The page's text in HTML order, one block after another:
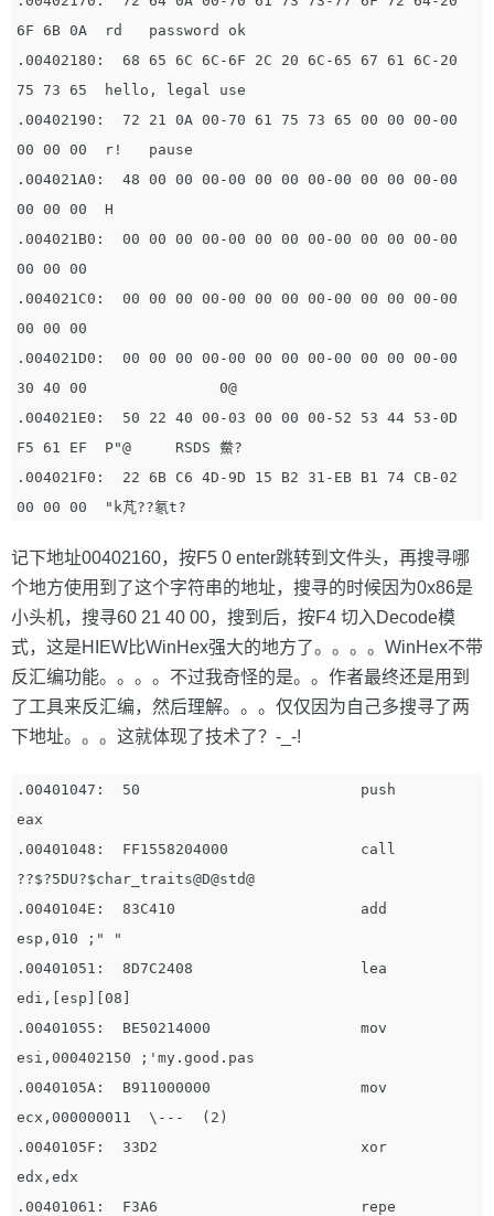
6F 6B 0A  rd   password ok
.00402180:  68 65 6C 6C-6F 2C 20 6C-65 67 61 6C-20
75 73 65  hello, legal use
.00402190:  72 21 0A 00-70 61 75 73 65 00 00 00-00
00 00 00  r!   pause
.004021A0:  48 00 00 00-00 00 00 00-00 00 00 00-00
00 00 00  H
.004021B0:  00 00 00 00-00 00 00 00-00 00 00 00-00
00 00 00
.004021C0:  00 00 00 00-00 00 00 00-00 00 00 00-00
00 00 00
.004021D0:  00 00 00 00-00 00 00 00-00 00 00 00-00
30 40 00               0@
.004021E0:  50 22 40 00-03 00 00 00-52 53 44 53-0D
F5 61 EF  P"@     RSDS 鮝?
.004021F0:  22 6B C6 4D-9D 15 B2 31-EB B1 74 CB-02
记下地址00402160，按F5 0 enter跳转到文件头，再搜寻哪
个地方使用到了这个字符串的地址，搜寻的时候因为0x86是
小头机，搜寻60 21 40 00，搜到后，按F4 切入Decode模
式，这是HIEW比WinHex强大的地方了。。。。WinHex不带
反汇编功能。。。。不过我奇怪的是。。作者最终还是用到
了工具来反汇编，然后理解。。。仅仅因为自己多搜寻了两
下地址。。。这就体现了技术了？-_-!
.00401047:  50                         push
eax
.00401048:  FF1558204000               call
??$?5DU?$char_traits@D@std@
.0040104E:  83C410                     add
esp,010 ;" "
.00401051:  8D7C2408                   lea
edi,[esp][08]
.00401055:  BE50214000                 mov
esi,000402150 ;'my.good.pas
.0040105A:  B911000000                 mov
ecx,000000011  \---  (2)
.0040105F:  33D2                       xor
edx,edx
.00401061:  F3A6                       repe